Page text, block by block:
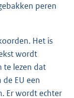
peren
Het is
wordt
te lezen dat
EU een
Er wordt echter